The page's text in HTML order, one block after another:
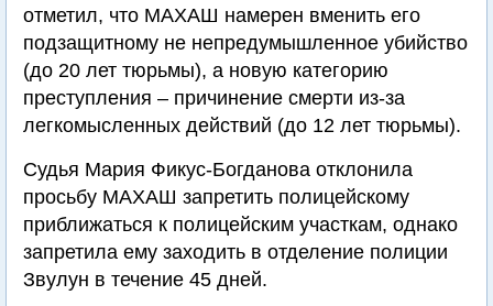
отметил, что МАХАШ намерен вменить его
подзащитному не непредумышленное убийство
(до 20 лет тюрьмы), а новую категорию
преступления – причинение смерти из-за
легкомысленных действий (до 12 лет тюрьмы).
Судья Мария Фикус-Богданова отклонила
просьбу МАХАШ запретить полицейскому
приближаться к полицейским участкам, однако
запретила ему заходить в отделение полиции
Звулун в течение 45 дней.